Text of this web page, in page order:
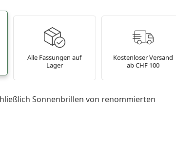
Alle Fassungen auf
Lager
Kostenloser Versand
ab CHF 100
Sonnenbrillen von renommierten